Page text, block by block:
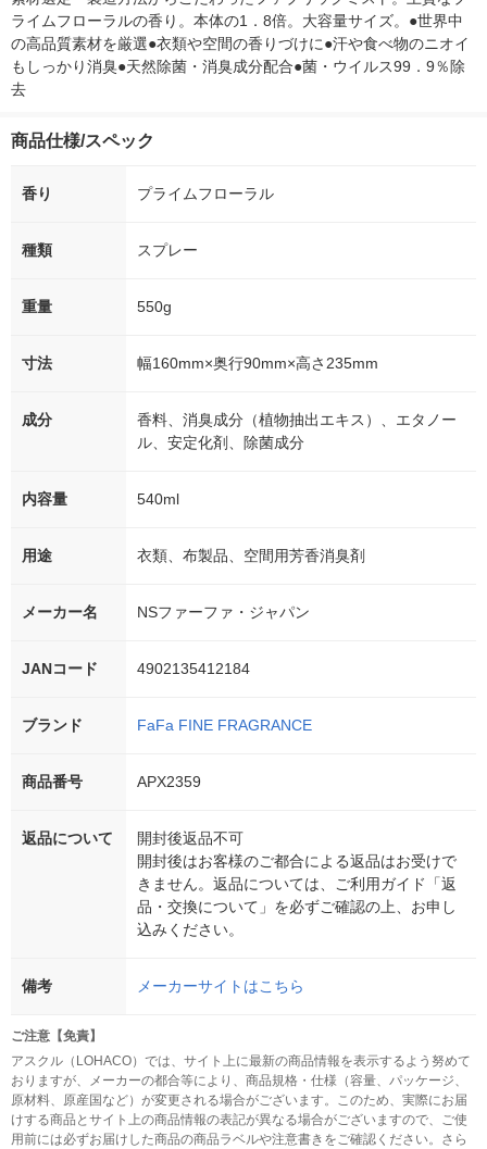
ライムフローラルの香り。本体の1．8倍。大容量サイズ。●世界中
の高品質素材を厳選●衣類や空間の香りづけに●汗や食べ物のニオイ
もしっかり消臭●天然除菌・消臭成分配合●菌・ウイルス99．9％除
去
商品仕様/スペック
香り プライムフローラル
種類 スプレー
重量 550g
寸法 幅160mm×奥行90mm×高さ235mm
成分
香料、消臭成分（植物抽出エキス）、エタノー
ル、安定化剤、除菌成分
内容量 540ml
用途 衣類、布製品、空間用芳香消臭剤
メーカー名 NSファーファ・ジャパン
JANコード 4902135412184
ブランド FaFa FINE FRAGRANCE
商品番号 APX2359
返品について
開封後返品不可
開封後はお客様のご都合による返品はお受けで
きません。返品については、ご利用ガイド「返
品・交換について」を必ずご確認の上、お申し
込みください。
備考 メーカーサイトはこちら
ご注意【免責】
アスクル（LOHACO）では、サイト上に最新の商品情報を表示するよう努めて
おりますが、メーカーの都合等により、商品規格・仕様（容量、パッケージ、
原材料、原産国など）が変更される場合がございます。このため、実際にお届
けする商品とサイト上の商品情報の表記が異なる場合がございますので、ご使
用前には必ずお届けした商品の商品ラベルや注意書きをご確認ください。さら